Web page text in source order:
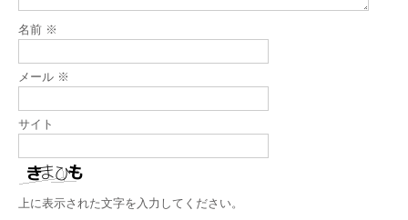
名前 ※
メール ※
サイト
上に表示された文字を入力してください。